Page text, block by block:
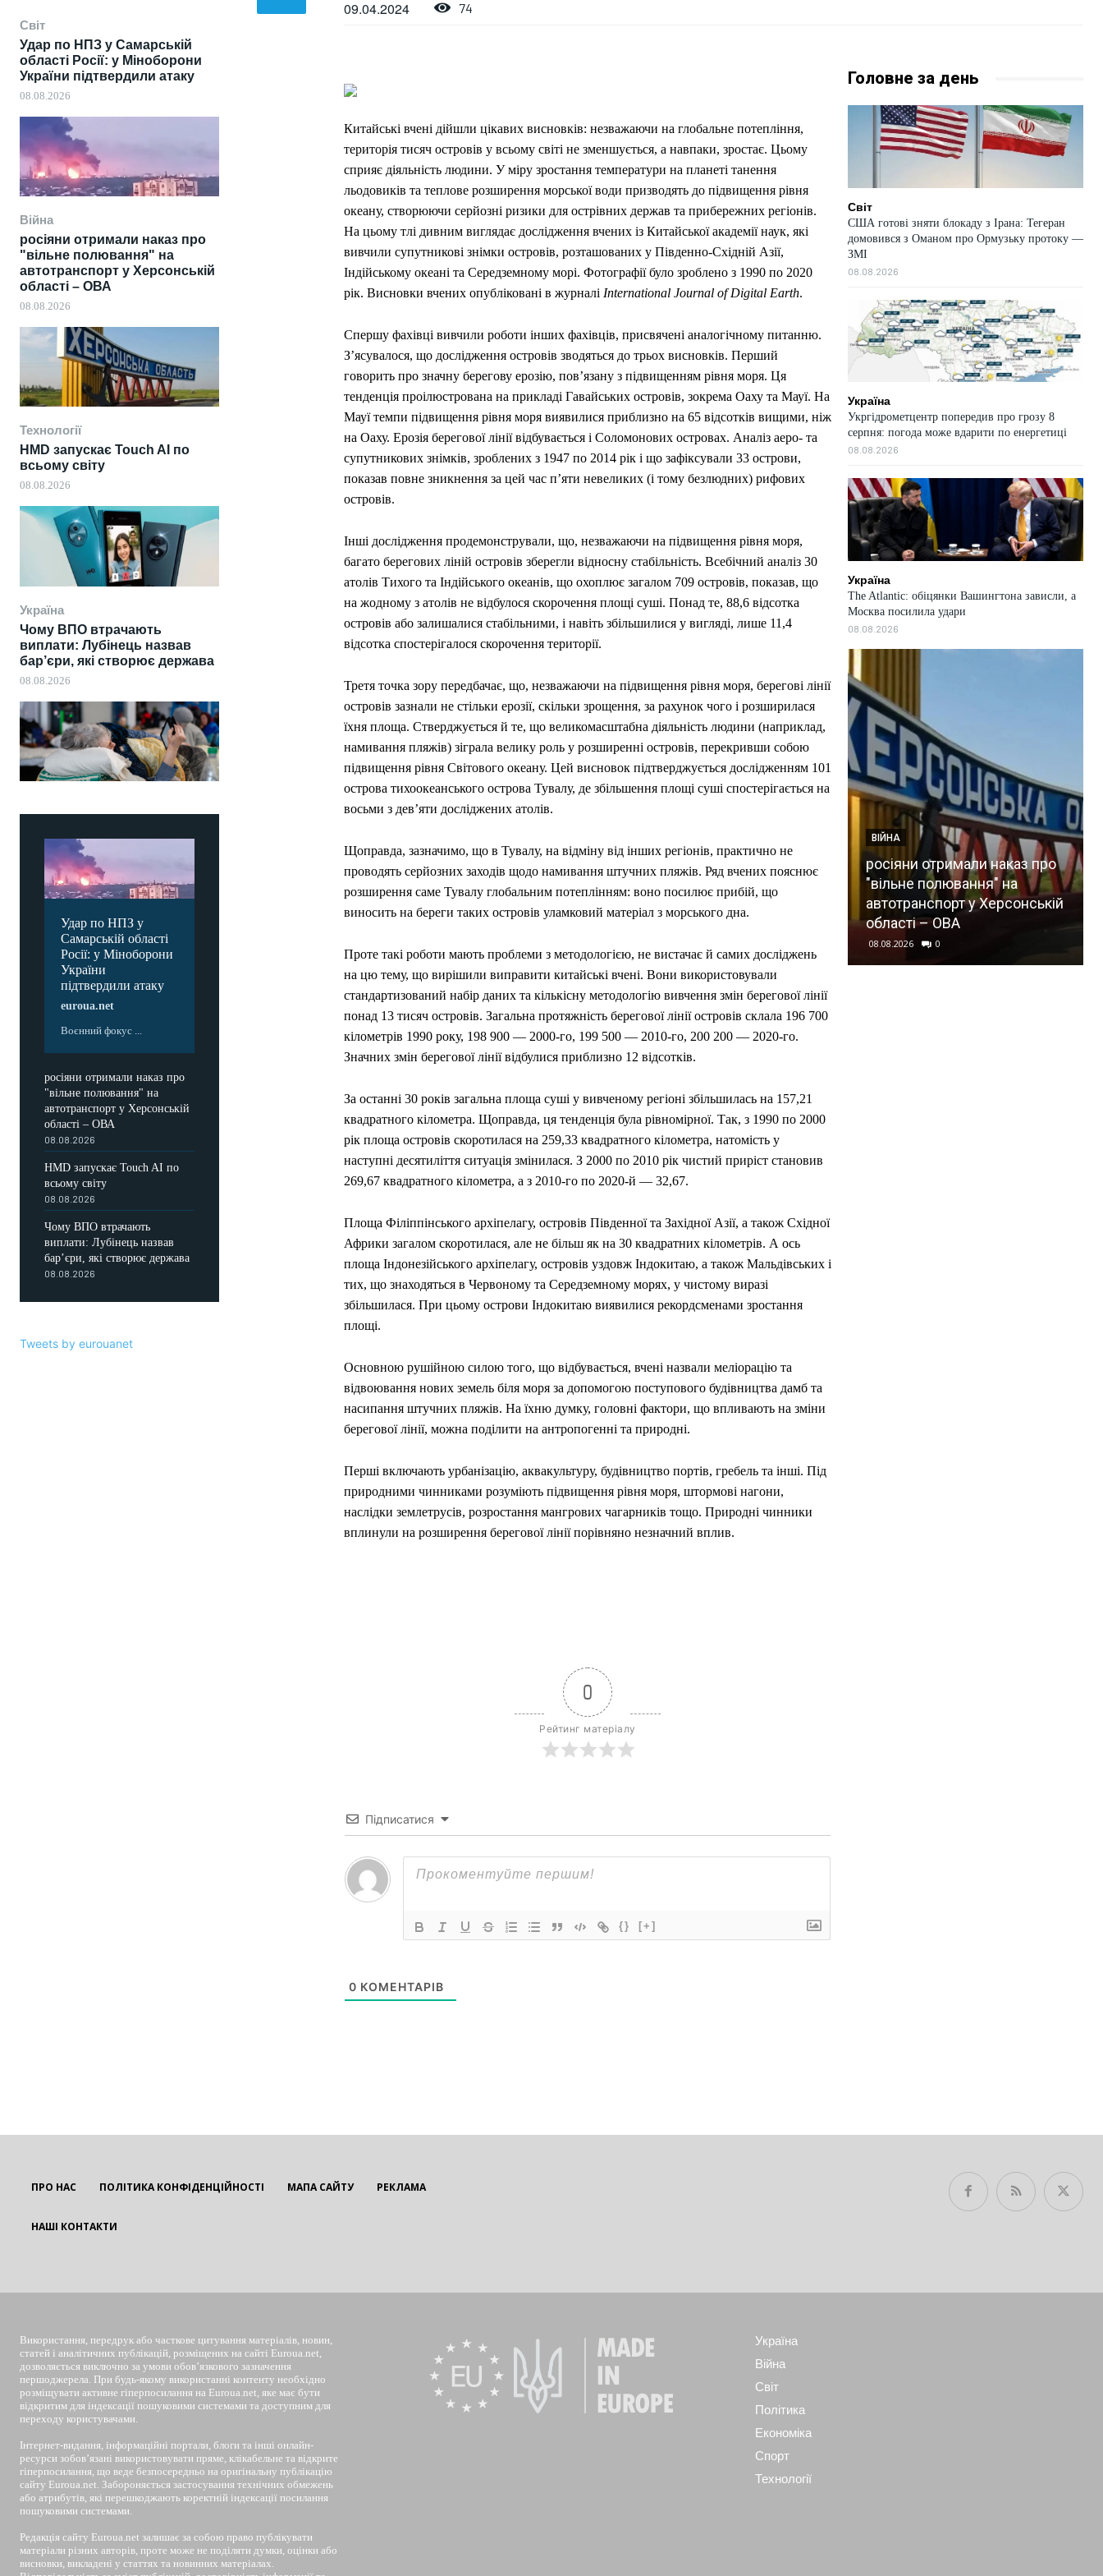
Світ
Удар по НПЗ у Самарській
області Росії: у Міноборони
України підтвердили атаку
08.08.2026
Війна
росіяни отримали наказ про
"вільне полювання" на
автотранспорт у Херсонській
області – ОВА
08.08.2026
Технології
HMD запускає Touch AI по
всьому світу
08.08.2026
Україна
Чому ВПО втрачають
виплати: Лубінець назвав
бар’єри, які створює держава
08.08.2026
Удар по НПЗ у
Самарській області
Росії: у Міноборони
України
підтвердили атаку
euroua.net
Воєнний фокус ...
росіяни отримали наказ про
"вільне полювання" на
автотранспорт у Херсонській
області – ОВА
08.08.2026
HMD запускає Touch AI по
всьому світу
08.08.2026
Чому ВПО втрачають
виплати: Лубінець назвав
бар’єри, які створює держава
08.08.2026
Tweets by eurouanet
09.04.2024 74
Китайські вчені дійшли цікавих висновків: незважаючи на глобальне потепління,
територія тисяч островів у всьому світі не зменшується, а навпаки, зростає. Цьому
сприяє діяльність людини. У міру зростання температури на планеті танення
льодовиків та теплове розширення морської води призводять до підвищення рівня
океану, створюючи серйозні ризики для острівних держав та прибережних регіонів.
На цьому тлі дивним виглядає дослідження вчених із Китайської академії наук, які
вивчили супутникові знімки островів, розташованих у Південно-Східній Азії,
Індійському океані та Середземному морі. Фотографії було зроблено з 1990 по 2020
рік. Висновки вчених опубліковані в журналі International Journal of Digital Earth.
Спершу фахівці вивчили роботи інших фахівців, присвячені аналогічному питанню.
З’ясувалося, що дослідження островів зводяться до трьох висновків. Перший
говорить про значну берегову ерозію, пов’язану з підвищенням рівня моря. Ця
тенденція проілюстрована на прикладі Гавайських островів, зокрема Оаху та Мауї. На
Мауї темпи підвищення рівня моря виявилися приблизно на 65 відсотків вищими, ніж
на Оаху. Ерозія берегової лінії відбувається і Соломонових островах. Аналіз аеро- та
супутникових знімків, зроблених з 1947 по 2014 рік і що зафіксували 33 острови,
показав повне зникнення за цей час п’яти невеликих (і тому безлюдних) рифових
островів.
Інші дослідження продемонстрували, що, незважаючи на підвищення рівня моря,
багато берегових ліній островів зберегли відносну стабільність. Всебічний аналіз 30
атолів Тихого та Індійського океанів, що охоплює загалом 709 островів, показав, що
на жодному з атолів не відбулося скорочення площі суші. Понад те, 88,6 відсотка
островів або залишалися стабільними, і навіть збільшилися у вигляді, лише 11,4
відсотка спостерігалося скорочення території.
Третя точка зору передбачає, що, незважаючи на підвищення рівня моря, берегові лінії
островів зазнали не стільки ерозії, скільки зрощення, за рахунок чого і розширилася
їхня площа. Стверджується й те, що великомасштабна діяльність людини (наприклад,
намивання пляжів) зіграла велику роль у розширенні островів, перекривши собою
підвищення рівня Світового океану. Цей висновок підтверджується дослідженням 101
острова тихоокеанського острова Тувалу, де збільшення площі суші спостерігається на
восьми з дев’яти досліджених атолів.
Щоправда, зазначимо, що в Тувалу, на відміну від інших регіонів, практично не
проводять серйозних заходів щодо намивання штучних пляжів. Ряд вчених пояснює
розширення саме Тувалу глобальним потеплінням: воно посилює прибій, що
виносить на береги таких островів уламковий матеріал з морського дна.
Проте такі роботи мають проблеми з методологією, не вистачає й самих досліджень
на цю тему, що вирішили виправити китайські вчені. Вони використовували
стандартизований набір даних та кількісну методологію вивчення змін берегової лінії
понад 13 тисяч островів. Загальна протяжність берегової лінії островів склала 196 700
кілометрів 1990 року, 198 900 — 2000-го, 199 500 — 2010-го, 200 200 — 2020-го.
Значних змін берегової лінії відбулися приблизно 12 відсотків.
За останні 30 років загальна площа суші у вивченому регіоні збільшилась на 157,21
квадратного кілометра. Щоправда, ця тенденція була рівномірної. Так, з 1990 по 2000
рік площа островів скоротилася на 259,33 квадратного кілометра, натомість у
наступні десятиліття ситуація змінилася. З 2000 по 2010 рік чистий приріст становив
269,67 квадратного кілометра, а з 2010-го по 2020-й — 32,67.
Площа Філіппінського архіпелагу, островів Південної та Західної Азії, а також Східної
Африки загалом скоротилася, але не більш як на 30 квадратних кілометрів. А ось
площа Індонезійського архіпелагу, островів уздовж Індокитаю, а також Мальдівських і
тих, що знаходяться в Червоному та Середземному морях, у чистому виразі
збільшилася. При цьому острови Індокитаю виявилися рекордсменами зростання
площі.
Основною рушійною силою того, що відбувається, вчені назвали меліорацію та
відвоювання нових земель біля моря за допомогою поступового будівництва дамб та
насипання штучних пляжів. На їхню думку, головні фактори, що впливають на зміни
берегової лінії, можна поділити на антропогенні та природні.
Перші включають урбанізацію, аквакультуру, будівництво портів, гребель та інші. Під
природними чинниками розуміють підвищення рівня моря, штормові нагони,
наслідки землетрусів, розростання мангрових чагарників тощо. Природні чинники
вплинули на розширення берегової лінії порівняно незначний вплив.
0
Рейтинг матеріалу
Підписатися
{} [+]
0 КОМЕНТАРІВ
Головне за день
Світ
США готові зняти блокаду з Ірана: Тегеран
домовився з Оманом про Ормузьку протоку —
ЗМІ
08.08.2026
Україна
Укргідрометцентр попередив про грозу 8
серпня: погода може вдарити по енергетиці
08.08.2026
Україна
The Atlantic: обіцянки Вашингтона зависли, а
Москва посилила удари
08.08.2026
ВІЙНА
росіяни отримали наказ про
"вільне полювання" на
автотранспорт у Херсонській
області – ОВА
08.08.2026 0
ПРО НАС ПОЛІТИКА КОНФІДЕНЦІЙНОСТІ МАПА САЙТУ РЕКЛАМА
НАШІ КОНТАКТИ
Використання, передрук або часткове цитування матеріалів, новин,
статей і аналітичних публікацій, розміщених на сайті Euroua.net,
дозволяється виключно за умови обов’язкового зазначення
першоджерела. При будь-якому використанні контенту необхідно
розміщувати активне гіперпосилання на Euroua.net, яке має бути
відкритим для індексації пошуковими системами та доступним для
переходу користувачами.
Інтернет-видання, інформаційні портали, блоги та інші онлайн-
ресурси зобов’язані використовувати пряме, клікабельне та відкрите
гіперпосилання, що веде безпосередньо на оригінальну публікацію
сайту Euroua.net. Забороняється застосування технічних обмежень
або атрибутів, які перешкоджають коректній індексації посилання
пошуковими системами.
Редакція сайту Euroua.net залишає за собою право публікувати
матеріали різних авторів, проте може не поділяти думки, оцінки або
висновки, викладені у статтях та новинних матеріалах.
Україна
Війна
Світ
Політика
Економіка
Спорт
Технології